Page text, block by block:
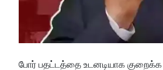
போர் பதட்டத்தை உடனடியாக